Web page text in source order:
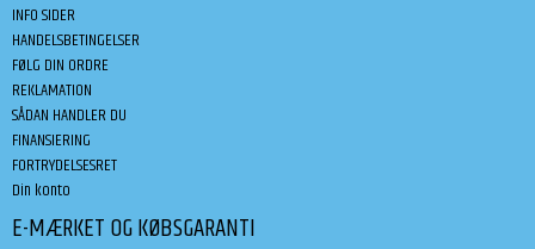
INFO SIDER
HANDELSBETINGELSER
FØLG DIN ORDRE
REKLAMATION
SÅDAN HANDLER DU
FINANSIERING
FORTRYDELSESRET
Din konto
E-MÆRKET OG KØBSGARANTI